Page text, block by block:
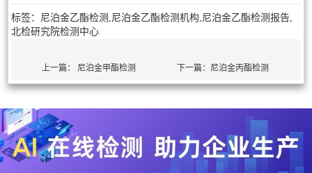
标签：尼泊金乙酯检测,尼泊金乙酯检测机构,尼泊金乙酯检测报告,
北检研究院检测中心
上一篇： 尼泊金甲酯检测 下一篇： 尼泊金丙酯检测